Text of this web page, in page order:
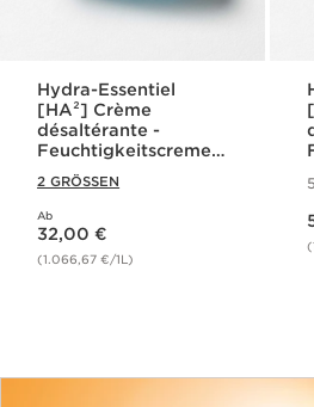
Hydra-Essentiel
[HA²] Crème
désaltérante -
Feuchtigkeitscreme
für normale bis
trockene Haut
2 GRÖSSEN
Ab
Aktueller Preis 32,00 €
32,00 €
(1.066,67 €/1L)